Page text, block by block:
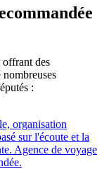
offrant des
:
organisation
sur l'écoute et la
Agence de voyage